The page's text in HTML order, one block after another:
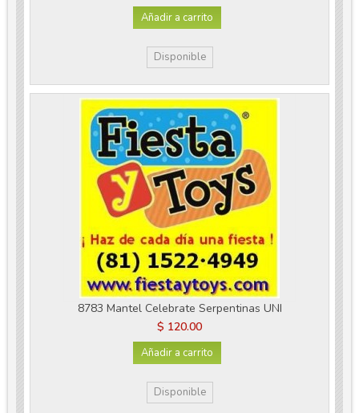
Añadir a carrito
Disponible
8783 Mantel Celebrate Serpentinas UNI
$ 120.00
Añadir a carrito
Disponible